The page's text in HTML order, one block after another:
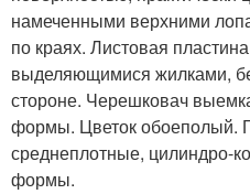
намеченными верхними
по краях. Листовая
выделяющимися жилками,
стороне. Черешковач
формы. Цветок обоеполый.
среднеплотные, цилиндро-
формы.